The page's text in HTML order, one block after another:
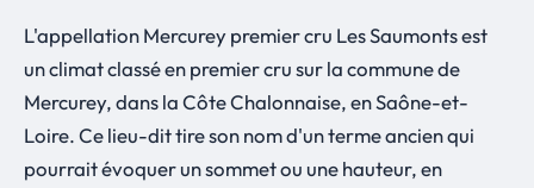
L'appellation Mercurey premier cru Les Saumonts est
un climat classé en premier cru sur la commune de
Mercurey, dans la Côte Chalonnaise, en Saône-et-
Loire. Ce lieu-dit tire son nom d'un terme ancien qui
pourrait évoquer un sommet ou une hauteur, en